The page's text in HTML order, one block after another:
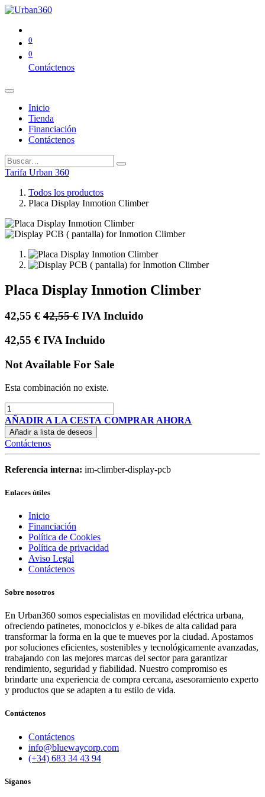
0
0
Contáctenos
Inicio
Tienda
Financiación
Contáctenos
Tarifa Urban 360
Todos los productos
Placa Display Inmotion Climber
Placa Display Inmotion Climber
42,55 € 42,55€ IVA Incluido
42,55 € IVA Incluido
Not Available For Sale
Esta combinación no existe.
AÑADIR A LA CESTA COMPRAR AHORA
Añadir a lista de deseos
Contáctenos
Referencia interna: im-climber-display-pcb
Enlaces útiles
Inicio
Financiación
Política de Cookies
Política de privacidad
Aviso Legal
Contáctenos
Sobre nosotros
En Urban360 somos especialistas en movilidad eléctrica urbana,
ofreciendo patinetes, monociclos y e-bikes de alta calidad para
transformar la forma en la que te mueves por la ciudad. Apostamos
por soluciones eficientes, sostenibles y tecnológicamente avanzadas,
trabajando con las mejores marcas del sector para garantizar
rendimiento, seguridad y fiabilidad. Nuestro compromiso es
brindarte una experiencia de compra cercana, asesoramiento experto
y productos que se adapten a tu estilo de vida.
Contáctenos
Contáctenos
info@bluewaycorp.com
(+34) 683 34 43 94
Síganos